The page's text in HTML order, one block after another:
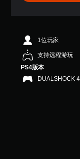
颗
分
颗
星
，
4
1位玩家
支持远程游玩
PS4版本
DUALSHOCK